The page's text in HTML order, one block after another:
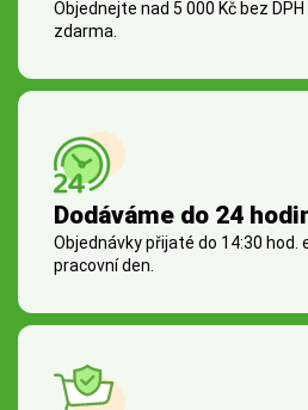
Objednejte nad 5 000 Kč bez
zdarma.
Dodáváme do 24
Objednávky přijaté do 14:30
pracovní den.